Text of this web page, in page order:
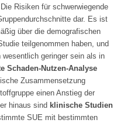
Risiken für schwerwiegende
dar. Es ist
über die demografischen
teilgenommen haben, und
geringer sein als in
Schaden-Nutzen-Analyse
Zusammensetzung
einen Anstieg der
hinaus sind klinische Studien
SUE mit bestimmten